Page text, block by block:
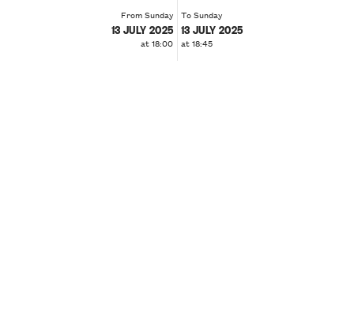
From Sunday
13 JULY 2025
at 18:00
To Sunday
13 JULY 2025
at 18:45